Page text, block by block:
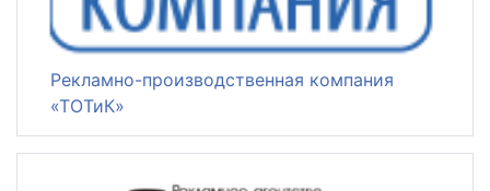
Рекламно-производственная компания
«ТОТиК»